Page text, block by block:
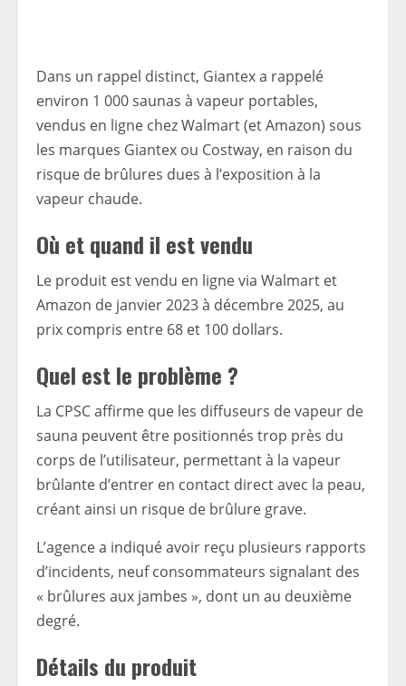
Dans un rappel distinct, Giantex a rappelé
environ 1 000 saunas à vapeur portables,
vendus en ligne chez Walmart (et Amazon) sous
les marques Giantex ou Costway, en raison du
risque de brûlures dues à l’exposition à la
vapeur chaude.
Où et quand il est vendu
Le produit est vendu en ligne via Walmart et
Amazon de janvier 2023 à décembre 2025, au
prix compris entre 68 et 100 dollars.
Quel est le problème ?
La CPSC affirme que les diffuseurs de vapeur de
sauna peuvent être positionnés trop près du
corps de l’utilisateur, permettant à la vapeur
brûlante d’entrer en contact direct avec la peau,
créant ainsi un risque de brûlure grave.
L’agence a indiqué avoir reçu plusieurs rapports
d’incidents, neuf consommateurs signalant des
« brûlures aux jambes », dont un au deuxième
degré.
Détails du produit